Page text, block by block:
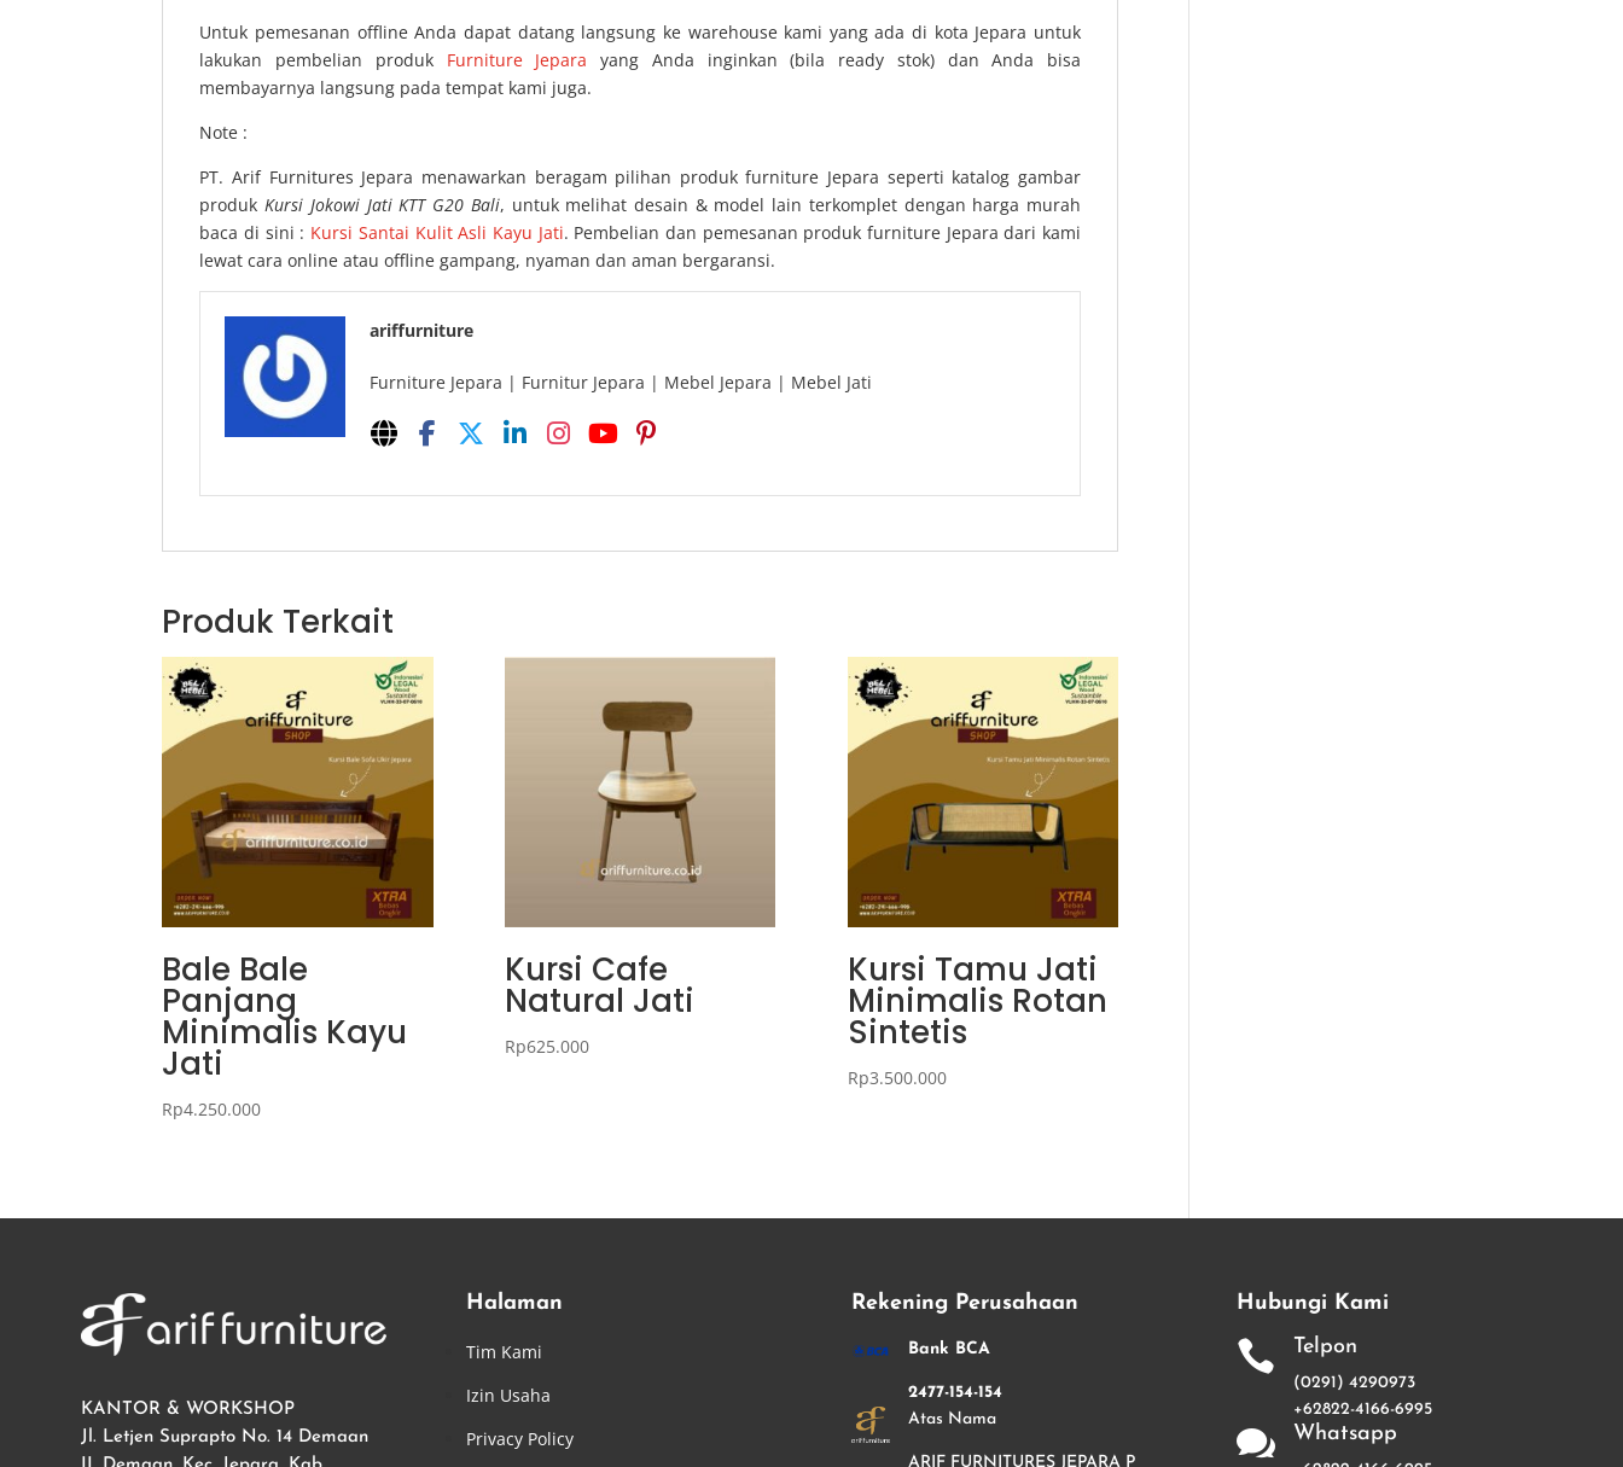
Untuk pemesanan offline Anda dapat datang langsung ke warehouse kami yang ada di kota Jepara untuk
lakukan pembelian produk Furniture Jepara yang Anda inginkan (bila ready stok) dan Anda bisa
membayarnya langsung pada tempat kami juga.
Note :
PT. Arif Furnitures Jepara menawarkan beragam pilihan produk furniture Jepara seperti katalog gambar
produk Kursi Jokowi Jati KTT G20 Bali, untuk melihat desain & model lain terkomplet dengan harga murah
baca di sini : Kursi Santai Kulit Asli Kayu Jati. Pembelian dan pemesanan produk furniture Jepara dari kami
lewat cara online atau offline gampang, nyaman dan aman bergaransi.
ariffurniture
Furniture Jepara | Furnitur Jepara | Mebel Jepara | Mebel Jati
Produk Terkait
Bale Bale
Panjang
Minimalis Kayu
Jati
Rp4.250.000
Kursi Cafe
Natural Jati
Rp625.000
Kursi Tamu Jati
Minimalis Rotan
Sintetis
Rp3.500.000
KANTOR & WORKSHOP
Jl. Letjen Suprapto No. 14 Demaan
Halaman
Tim Kami
Izin Usaha
Privacy Policy
Rekening Perusahaan
Bank BCA
2477-154-154
Atas Nama
ARIF FURNITURES JEPARA P
Hubungi Kami
 Telpon
(0291) 4290973
+62822-4166-6995
 Whatsapp